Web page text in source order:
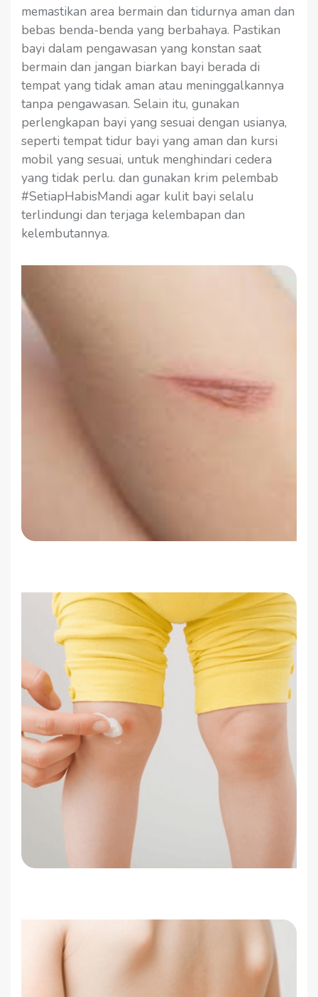
memastikan area bermain dan tidurnya aman dan
bebas benda-benda yang berbahaya. Pastikan
bayi dalam pengawasan yang konstan saat
bermain dan jangan biarkan bayi berada di
tempat yang tidak aman atau meninggalkannya
tanpa pengawasan. Selain itu, gunakan
perlengkapan bayi yang sesuai dengan usianya,
seperti tempat tidur bayi yang aman dan kursi
mobil yang sesuai, untuk menghindari cedera
yang tidak perlu. dan gunakan krim pelembab
#SetiapHabisMandi agar kulit bayi selalu
terlindungi dan terjaga kelembapan dan
kelembutannya.